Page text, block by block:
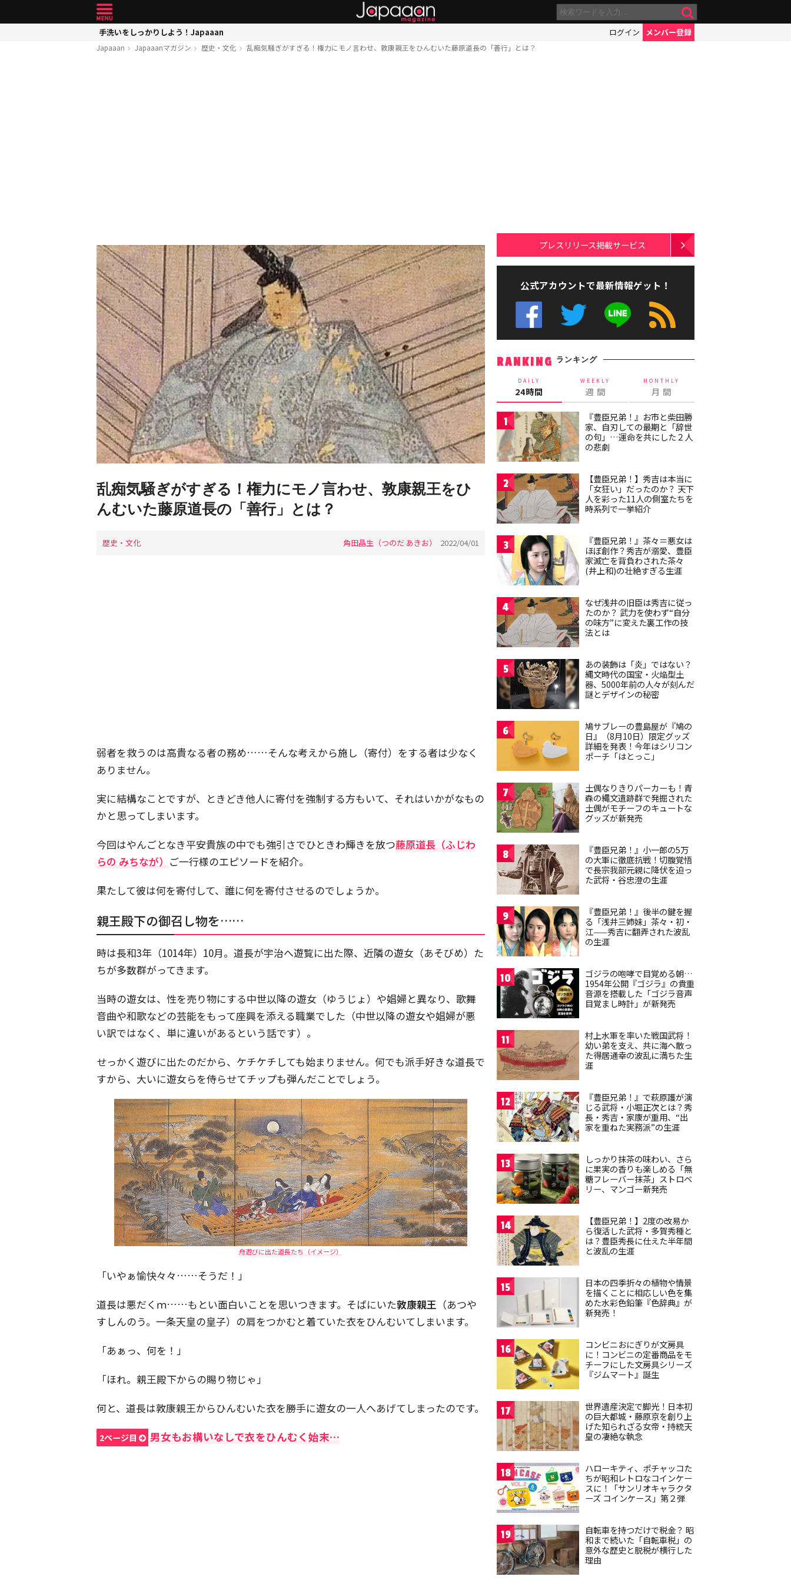
手洗いをしっかりしよう！Japaaan ログイン メンバー登録
Japaaan Japaaanマガジン 歴史・文化 乱痴気騒ぎがすぎる！権力にモノ言わせ、敦康親王をひんむいた藤原道長の「善行」とは？
乱痴気騒ぎがすぎる！権力にモノ言わせ、敦康親王をひ
んむいた藤原道長の「善行」とは？
歴史・文化 角田晶生（つのだ あきお） 2022/04/01
弱者を救うのは高貴なる者の務め……そんな考えから施し（寄付）をする者は少なく
ありません。
実に結構なことですが、ときどき他人に寄付を強制する方もいて、それはいかがなもの
かと思ってしまいます。
今回はやんごとなき平安貴族の中でも強引さでひときわ輝きを放つ藤原道長（ふじわ
らの みちなが） ご一行様のエピソードを紹介。
果たして彼は何を寄付して、誰に何を寄付させるのでしょうか。
親王殿下の御召し物を……
時は長和3年（1014年）10月。道長が宇治へ遊覧に出た際、近隣の遊女（あそびめ）た
ちが多数群がってきます。
当時の遊女は、性を売り物にする中世以降の遊女（ゆうじょ）や娼婦と異なり、歌舞
音曲や和歌などの芸能をもって座興を添える職業でした（中世以降の遊女や娼婦が悪
い訳ではなく、単に違いがあるという話です）。
せっかく遊びに出たのだから、ケチケチしても始まりません。何でも派手好きな道長で
すから、大いに遊女らを侍らせてチップも弾んだことでしょう。
舟遊びに出た道長たち（イメージ）
「いやぁ愉快々々……そうだ！」
道長は悪だくｍ……もとい面白いことを思いつきます。そばにいた敦康親王 （あつや
すしんのう。一条天皇の皇子）の肩をつかむと着ていた衣をひんむいてしまいます。
「あぁっ、何を！」
「ほれ。親王殿下からの賜り物じゃ」
何と、道長は敦康親王からひんむいた衣を勝手に遊女の一人へあげてしまったのです。
2ページ目 男女もお構いなしで衣をひんむく始末…
プレスリリース掲載サービス
公式アカウントで最新情報ゲット！
RANKING ランキング
DAILY
24時間
WEEKLY
週 間
MONTHLY
月 間
1
『豊臣兄弟！』お市と柴田勝
家、自刃しての最期と「辞世
の句」…運命を共にした２人
の悲劇
2
【豊臣兄弟！】秀吉は本当に
「女狂い」だったのか？ 天下
人を彩った11人の側室たちを
時系列で一挙紹介
3
『豊臣兄弟！』茶々＝悪女は
ほぼ創作？秀吉が溺愛、豊臣
家滅亡を背負わされた茶々
(井上和)の壮絶すぎる生涯
4
なぜ浅井の旧臣は秀吉に従っ
たのか？ 武力を使わず“自分
の味方”に変えた裏工作の技
法とは
5
あの装飾は「炎」ではない？
縄文時代の国宝・火焔型土
器、5000年前の人々が刻んだ
謎とデザインの秘密
6
鳩サブレーの豊島屋が『鳩の
日』（8月10日）限定グッズ
詳細を発表！今年はシリコン
ポーチ「はとっこ」
7
土偶なりきりパーカーも！青
森の縄文遺跡群で発掘された
土偶がモチーフのキュートな
グッズが新発売
8
『豊臣兄弟！』小一郎の5万
の大軍に徹底抗戦！切腹覚悟
で長宗我部元親に降伏を迫っ
た武将・谷忠澄の生涯
9
『豊臣兄弟！』後半の鍵を握
る「浅井三姉妹」茶々・初・
江——秀吉に翻弄された波乱
の生涯
10
ゴジラの咆哮で目覚める朝…
1954年公開『ゴジラ』の貴重
音源を搭載した「ゴジラ音声
目覚まし時計」が新発売
11
村上水軍を率いた戦国武将！
幼い弟を支え、共に海へ散っ
た得居通幸の波乱に満ちた生
涯
12
『豊臣兄弟！』で萩原護が演
じる武将・小堀正次とは？秀
長・秀吉・家康が重用、“出
家を重ねた実務派”の生涯
13
しっかり抹茶の味わい、さら
に果実の香りも楽しめる「無
糖フレーバー抹茶」ストロベ
リー、マンゴー新発売
14
【豊臣兄弟！】2度の改易か
ら復活した武将・多賀秀種と
は？豊臣秀長に仕えた半年間
と波乱の生涯
15
日本の四季折々の植物や情景
を描くことに相応しい色を集
めた水彩色鉛筆『色辞典』が
新発売！
16
コンビニおにぎりが文房具
に！コンビニの定番商品をモ
チーフにした文房具シリーズ
『ジムマート』誕生
17
世界遺産決定で脚光！日本初
の巨大都城・藤原京を創り上
げた知られざる女帝・持統天
皇の凄絶な執念
18
ハローキティ、ポチャッコた
ちが昭和レトロなコインケー
スに！「サンリオキャラクタ
ーズ コインケース」第２弾
19
自転車を持つだけで税金？ 昭
和まで続いた「自転車税」の
意外な歴史と脱税が横行した
理由